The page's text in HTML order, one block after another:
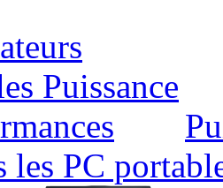
les PC